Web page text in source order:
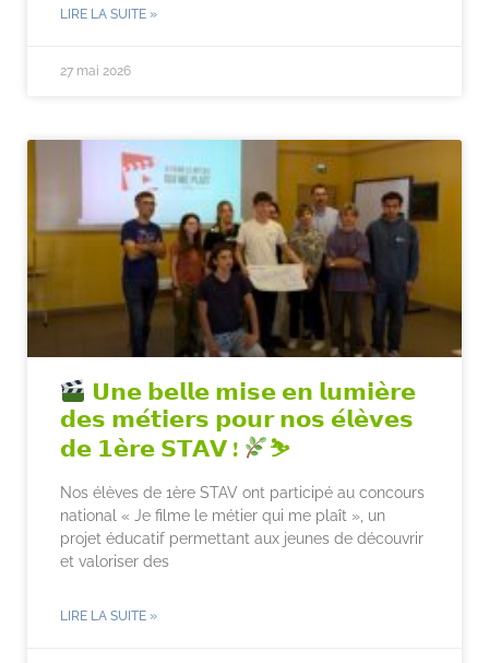
LIRE LA SUITE »
27 mai 2026
𝗨𝗻𝗲 𝗯𝗲𝗹𝗹𝗲 𝗺𝗶𝘀𝗲 𝗲𝗻 𝗹𝘂𝗺𝗶𝗲̀𝗿𝗲
𝗱𝗲𝘀 𝗺𝗲́𝘁𝗶𝗲𝗿𝘀 𝗽𝗼𝘂𝗿 𝗻𝗼𝘀 𝗲́𝗹𝗲̀𝘃𝗲𝘀
𝗱𝗲 𝟭𝗲̀𝗿𝗲 𝗦𝗧𝗔𝗩 !
⛷
Nos élèves de 1ère STAV ont participé au concours
national « Je filme le métier qui me plaît », un
projet éducatif permettant aux jeunes de découvrir
et valoriser des
LIRE LA SUITE »